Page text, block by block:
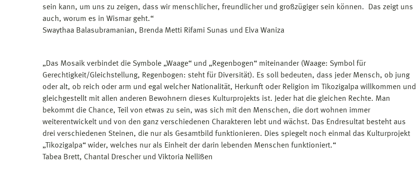
sein kann, um uns zu zeigen, dass wir menschlicher, freundlicher und großzügiger sein können. Das zeigt uns
auch, worum es in Wismar geht.“
Swaythaa Balasubramanian, Brenda Metti Rifami Sunas und Elva Waniza
„Das Mosaik verbindet die Symbole „Waage“ und „Regenbogen“ miteinander (Waage: Symbol für
Gerechtigkeit/Gleichstellung, Regenbogen: steht für Diversität). Es soll bedeuten, dass jeder Mensch, ob jung
oder alt, ob reich oder arm und egal welcher Nationalität, Herkunft oder Religion im Tikozigalpa willkommen und
gleichgestellt mit allen anderen Bewohnern dieses Kulturprojekts ist. Jeder hat die gleichen Rechte. Man
bekommt die Chance, Teil von etwas zu sein, was sich mit den Menschen, die dort wohnen immer
weiterentwickelt und von den ganz verschiedenen Charakteren lebt und wächst. Das Endresultat besteht aus
drei verschiedenen Steinen, die nur als Gesamtbild funktionieren. Dies spiegelt noch einmal das Kulturprojekt
„Tikozigalpa“ wider, welches nur als Einheit der darin lebenden Menschen funktioniert.“
Tabea Brett, Chantal Drescher und Viktoria Nellißen